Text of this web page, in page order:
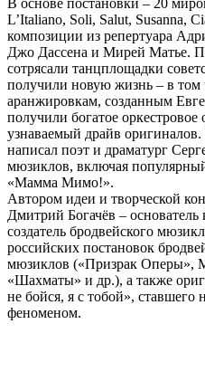
L’Italiano, Soli, Salut, Susanna,
композиции из репертуара
Джо Дассена и Мирей Матье.
сотрясали танцплощадки
получили новую жизнь – в том
аранжировкам, созданным
получили богатое
узнаваемый драйв
написал поэт и драматург
мюзиклов, включая
«Мамма Мимо!».
Автором идеи и творческой
Дмитрий Богачёв –
создатель бродвейского
российских постановок
мюзиклов («Призрак Оперы»,
«Шахматы» и др.), а также
не бойся, я с тобой», ставшего
феноменом.